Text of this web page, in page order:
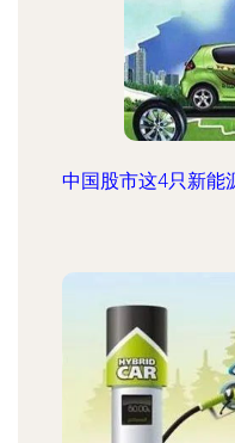
中国股市这4只新能